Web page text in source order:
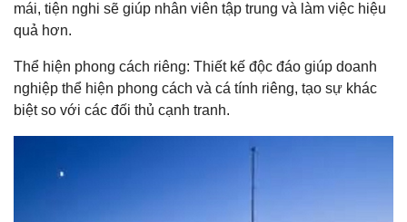
mái, tiện nghi sẽ giúp nhân viên tập trung và làm việc hiệu
quả hơn.
Thể hiện phong cách riêng: Thiết kế độc đáo giúp doanh
nghiệp thể hiện phong cách và cá tính riêng, tạo sự khác
biệt so với các đối thủ cạnh tranh.